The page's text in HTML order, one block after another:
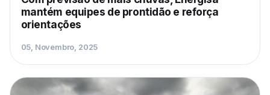
mantém equipes de prontidão e reforça
orientações
05, Novembro, 2025